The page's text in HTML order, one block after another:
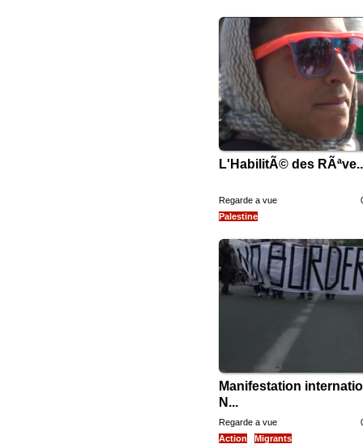
L'HabilitÃ© des
Regarde a vue
Palestine
Manifestation
N...
Regarde a vue
Action
Migrants